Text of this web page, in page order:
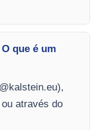
que é um
),
através do